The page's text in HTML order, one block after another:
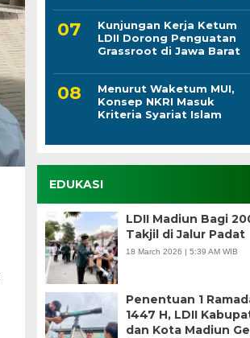
Kunjungan Kerja Ketum
LDII Dorong Penguatan
Grassroot di Jawa Barat
Menurut Waketum MUI,
Konsep NKRI Masuk
Kriteria Syariat Islam
EDUKASI
LDII Madiun Bagi
Takjil di Jalur Padat
18 March 2026 | 5:39 AM WIB
Penentuan 1
1447 H, LDII
dan Kota Madiun